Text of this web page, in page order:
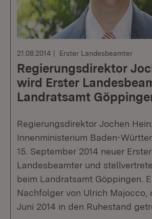
21.08.2014 Erster Landesbeamter
Regierungsdirektor
wird Erster
Landratsamt
Regierungsdirektor Jochen
Innenministerium Baden-
15. September 2014 neuer Erster
Landesbeamter und
beim Landratsamt Göppingen.
Nachfolger von Ulrich Majocco,
Juni 2014 in den Ruhestand